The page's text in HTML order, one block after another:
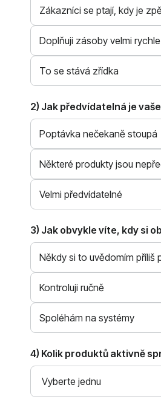
Zákazníci se ptají, kdy je
Doplňuji zásoby velmi rychle
To se stává zřídka
2) Jak předvídatelná je
Poptávka nečekaně stoupá
Některé produkty jsou
Velmi předvídatelné
3) Jak obvykle víte, kdy si
Někdy si to uvědomím příliš
Kontroluji ručně
Spoléhám na systémy
4) Kolik produktů aktivně